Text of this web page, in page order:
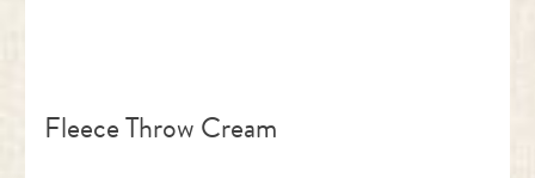
Fleece Throw Cream